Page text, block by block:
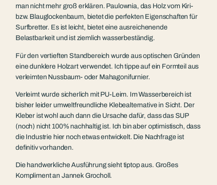
man nicht mehr groß erklären. Paulownia, das Holz vom Kiri-
bzw. Blauglockenbaum, bietet die perfekten Eigenschaften für
Surfbretter. Es ist leicht, bietet eine ausreichenende
Belastbarkeit und ist ziemlich wasserbeständig.
Für den vertieften Standbereich wurde aus optischen Gründen
eine dunklere Holzart verwendet. Ich tippe auf ein Formteil aus
verleimten Nussbaum- oder Mahagonifurnier.
Verleimt wurde sicherlich mit PU-Leim. Im Wasserbereich ist
bisher leider umweltfreundliche Klebealternative in Sicht. Der
Kleber ist wohl auch dann die Ursache dafür, dass das SUP
(noch) nicht 100% nachhaltig ist. Ich bin aber optimistisch, dass
die Industrie hier noch etwas entwickelt. Die Nachfrage ist
definitiv vorhanden.
Die handwerkliche Ausführung sieht tiptop aus. Großes
Kompliment an Jannek Grocholl.